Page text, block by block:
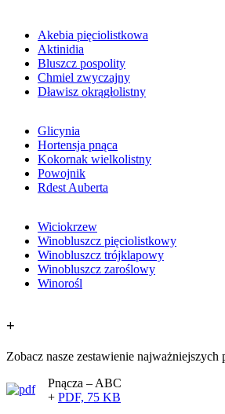
Akebia pięciolistkowa
Aktinidia
Bluszcz pospolity
Chmiel zwyczajny
Dławisz okrągłolistny
Glicynia
Hortensja pnąca
Kokornak wielkolistny
Powojnik
Rdest Auberta
Wiciokrzew
Winobluszcz pięciolistkowy
Winobluszcz trójklapowy
Winobluszcz zaroślowy
Winorośl
+
Zobacz nasze zestawienie najważniejszych
Pnącza – ABC
+ PDF, 75 KB